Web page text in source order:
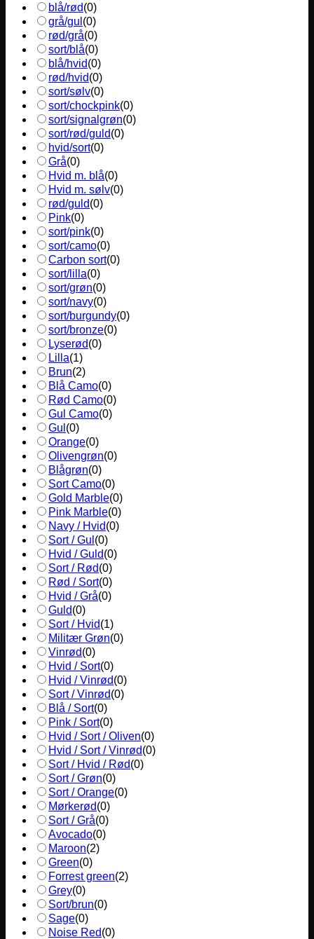
blå/rød(0)
grå/gul (0)
rød/grå(0)
sort/blå(0)
blå/hvid(0)
rød/hvid(0)
sort/sølv(0)
sort/chockpink(0)
sort/signalgrøn(0)
sort/rød/guld(0)
hvid/sort(0)
Grå(0)
Hvid m. blå(0)
Hvid m. sølv(0)
rød/guld(0)
Pink(0)
sort/pink(0)
sort/camo(0)
Carbon sort(0)
sort/lilla(0)
sort/grøn(0)
sort/navy(0)
sort/burgundy(0)
sort/bronze(0)
Lyserød(0)
Lilla(1)
Brun(2)
Blå Camo(0)
Rød Camo(0)
Gul Camo(0)
Gul (0)
Orange(0)
Olivengrøn(0)
Blågrøn(0)
Sort Camo(0)
Gold Marble(0)
Pink Marble(0)
Navy / Hvid(0)
Sort / Gul (0)
Hvid / Guld(0)
Sort / Rød(0)
Rød / Sort(0)
Hvid / Grå(0)
Guld(0)
Sort / Hvid(1)
Militær Grøn(0)
Vinrød(0)
Hvid / Sort(0)
Hvid / Vinrød(0)
Sort / Vinrød(0)
Blå / Sort(0)
Pink / Sort(0)
Hvid / Sort / Oliven(0)
Hvid / Sort / Vinrød(0)
Sort / Hvid / Rød(0)
Sort / Grøn(0)
Sort / Orange(0)
Mørkerød(0)
Sort / Grå(0)
Avocado(0)
Maroon(2)
Green(0)
Forrest green(2)
Grey(0)
Sort/brun(0)
Sage(0)
Noise Red(0)